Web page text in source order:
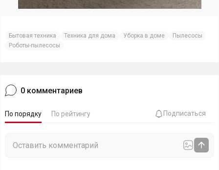
Бытовая техника Техника для дома Уборка в доме
Пылесосы
Роботы-пылесосы
0 комментариев
По порядку По рейтингу Подписаться